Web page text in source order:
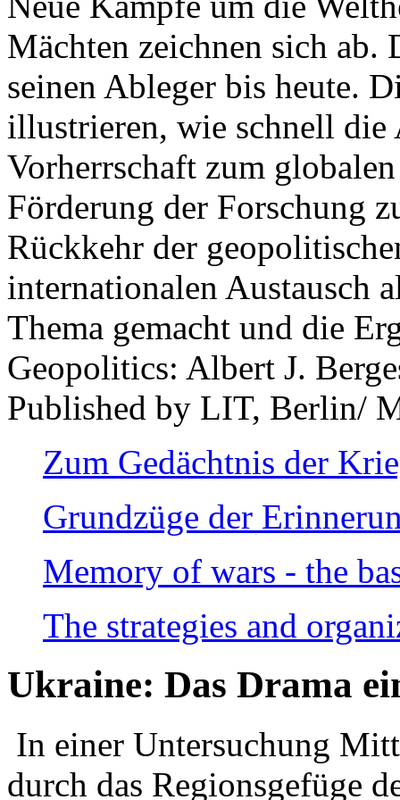
Mächten zeichnen sich
seinen Ableger bis heute.
illustrieren, wie schnell die
Vorherrschaft zum
Förderung der Forschung
Rückkehr der
internationalen Austausch
Thema gemacht und die
Geopolitics: Albert J.
Published by LIT, Berlin/
Zum Gedächtnis der
Grundzüge der
Memory of wars - the
The strategies and
Ukraine: Das Drama
In einer Untersuchung
durch das Regionsgefüge